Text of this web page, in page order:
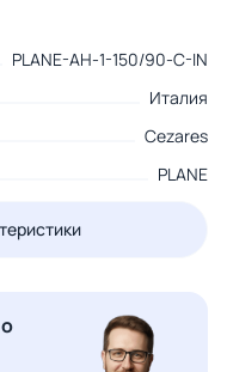
PLANE-AH-1-150/90-C-IN
Италия
Cezares
PLANE